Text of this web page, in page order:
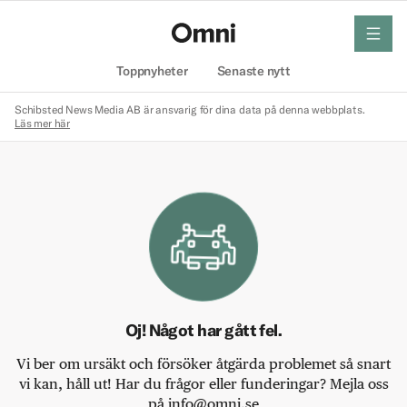
Toppnyheter Senaste nytt
meny
Schibsted News Media AB är ansvarig för dina data på denna webbplats.
Läs mer här
Oj! Något har gått fel.
Vi ber om ursäkt och försöker åtgärda problemet så snart
vi kan, håll ut! Har du frågor eller funderingar? Mejla oss